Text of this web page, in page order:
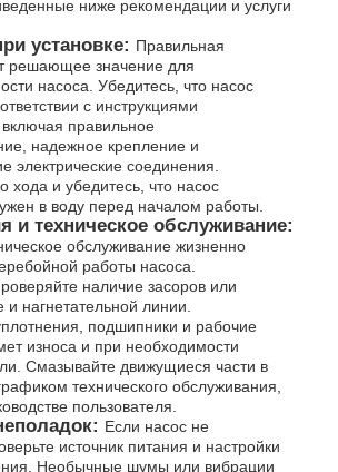
ниже рекомендации и услуги
установке: Правильная
решающее значение для
насоса. Убедитесь, что насос
с инструкциями
правильное
надежное крепление и
электрические соединения.
хода и убедитесь, что насос
в воду перед началом работы.
и техническое обслуживание:
обслуживание жизненно
работы насоса.
наличие засоров или
и нагнетательной линии.
подшипники и рабочие
износа и при необходимости
Смазывайте движущиеся части в
технического обслуживания,
пользователя.
Если насос не
источник питания и настройки
Необычные шумы или вибрации